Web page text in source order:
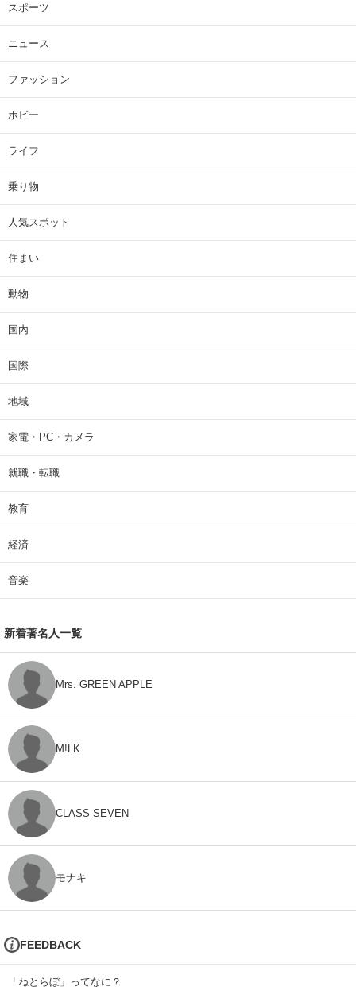
スポーツ
ニュース
ファッション
ホビー
ライフ
乗り物
人気スポット
住まい
動物
国内
国際
地域
家電・PC・カメラ
就職・転職
教育
経済
音楽
新着著名人一覧
Mrs. GREEN APPLE
M!LK
CLASS SEVEN
モナキ
FEEDBACK
「ねとらぼ」ってなに？